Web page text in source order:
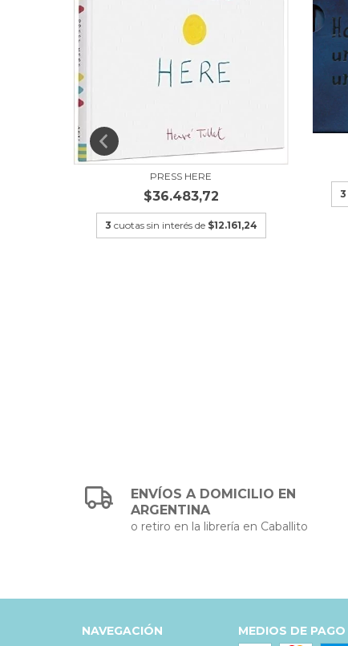
PRESS HERE
$36.483,72
3 cuotas sin interés de $12.161,24
3
ENVÍOS A DOMICILIO EN
ARGENTINA
o retiro en la librería en Caballito
NAVEGACIÓN
MEDIOS DE PAGO